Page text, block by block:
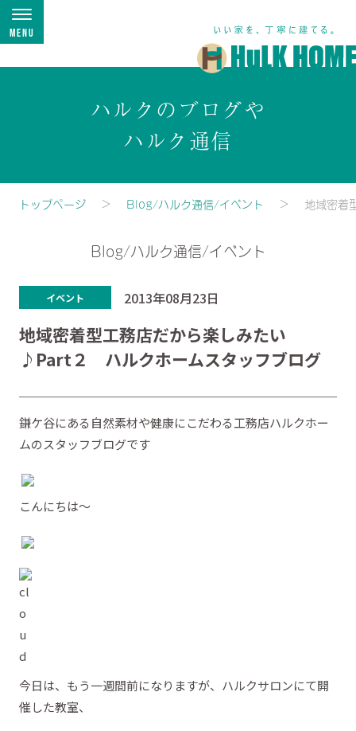
Menu
ハルクのブログや
ハルク通信
トップページ Blog/ハルク通信/イベント 地域密着
Blog/ハルク通信/イベント
イベント 2013年08月23日
地域密着型工務店だから楽しみたい
♪Part２ ハルクホームスタッフブログ
鎌ケ谷にある自然素材や健康にこだわる工務店ハルクホー
ムのスタッフブログです
こんにちは～
今日は、もう一週間前になりますが、ハルクサロンにて開
催した教室、